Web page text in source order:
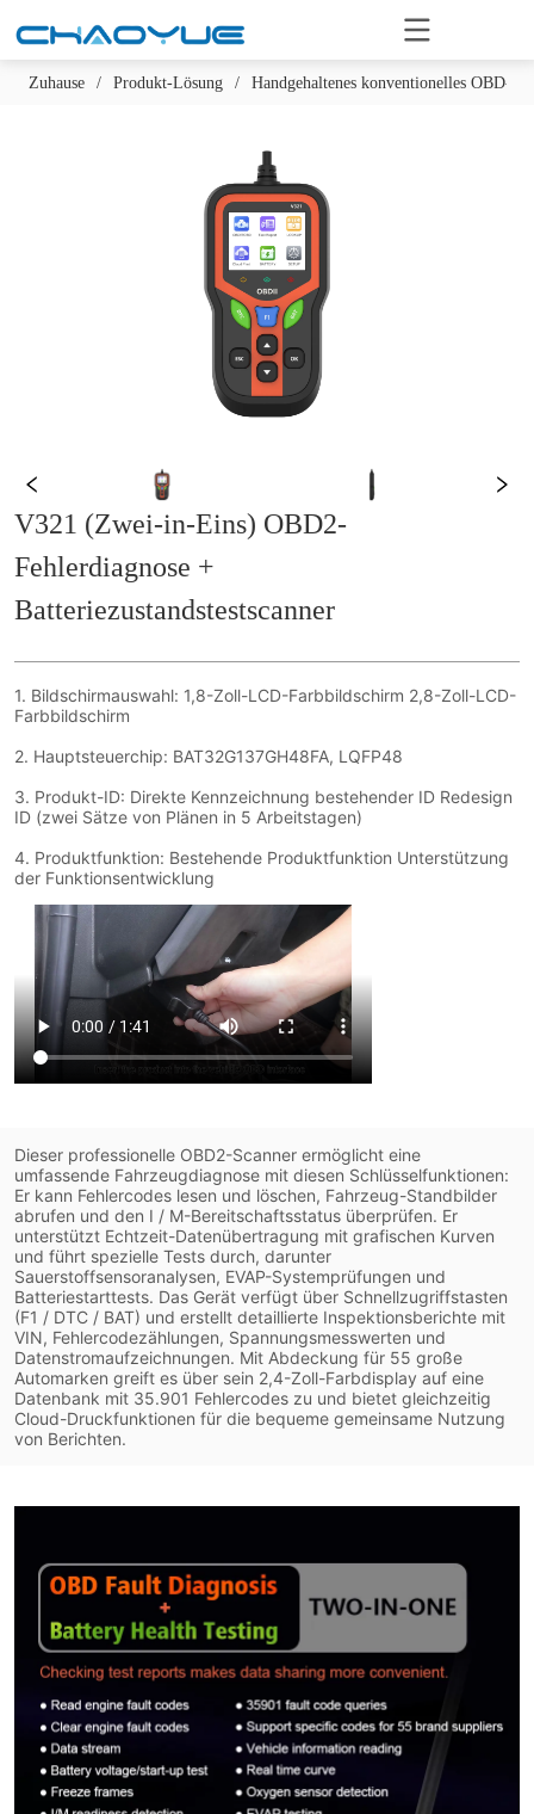
Zuhause / Produkt-Lösung / Handgehaltenes konventionelles OBD-
V321 (Zwei-in-Eins) OBD2-
Fehlerdiagnose +
Batteriezustandstestscanner